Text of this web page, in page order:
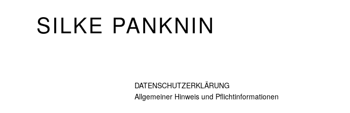
SILKE PANKNIN
DATENSCHUTZERKLÄRUNG
Allgemeiner Hinweis und Pflichtinformationen